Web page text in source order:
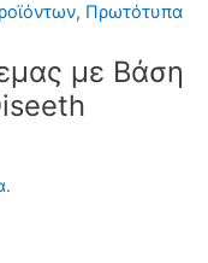
, Πρωτότυπα
με Βάση